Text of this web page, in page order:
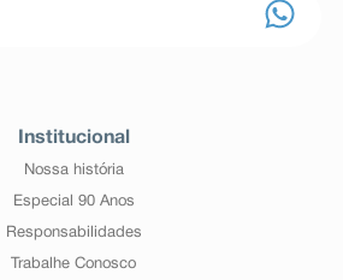
Institucional
Nossa história
Especial 90 Anos
Responsabilidades
Trabalhe Conosco